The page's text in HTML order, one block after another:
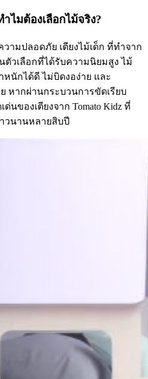
มต้องเลือกไม้จริง?
ามปลอดภัย เตียงไม้เด็ก ที่ทำจาก
นตัวเลือกที่ได้รับความนิยมสูง ไม้
นักได้ดี ไม่บิดงอง่าย และ
หากผ่านกระบวนการขัดเรียบ
ด่นของเตียงจาก Tomato Kidz ที่
วนานหลายสิบปี